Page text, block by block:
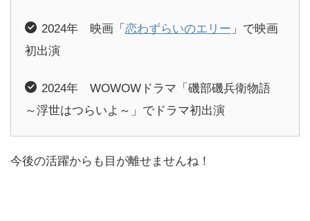
2024年 映画「 恋わずらいのエリー 」で映画
初出演
2024年 WOWOWドラマ「磯部磯兵衛物語
～浮世はつらいよ～」でドラマ初出演
今後の活躍からも目が離せませんね！